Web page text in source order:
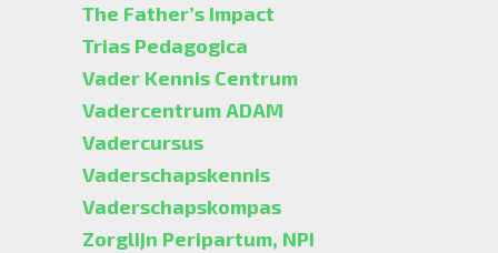
The Father’s Impact
Trias Pedagogica
Vader Kennis Centrum
Vadercentrum ADAM
Vadercursus
Vaderschapskennis
Vaderschapskompas
Zorglijn Peripartum, NPI